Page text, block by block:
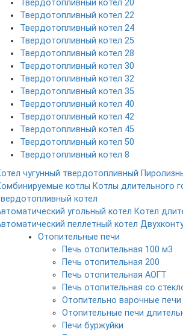
Твердотопливный котел 20
Твердотопливный котел 22
Твердотопливный котел 24
Твердотопливный котел 25
Твердотопливный котел 28
Твердотопливный котел 30
Твердотопливный котел 32
Твердотопливный котел 35
Твердотопливный котел 40
Твердотопливный котел 42
Твердотопливный котел 45
Твердотопливный котел 50
Твердотопливный котел 8
чугунный твердотопливный
котлы Котлы длительного
котел
угольный котел Котел
пеллетный котел
Отопительные печи
Печь отопительная 100 м3
Печь отопительная 200
Печь отопительная АОГТ
Печь отопительная со
Отопительно варочные печи
Отопительные печи
Печи буржуйки